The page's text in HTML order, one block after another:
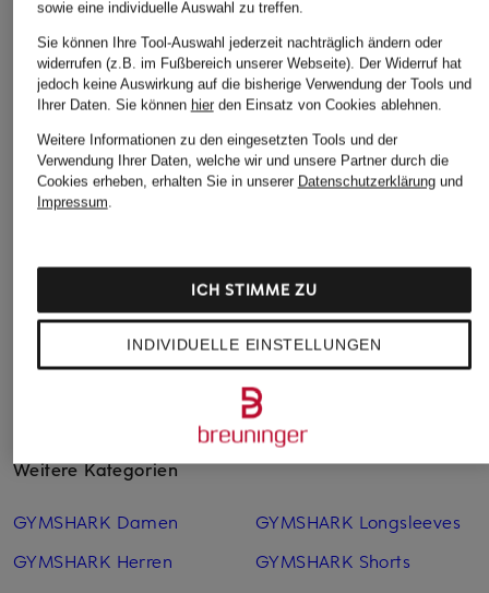
RLX RALPH LAUREN
Golfshorts
CHF 100
adidas
Trainingsshorts D4T
Ursprünglich:CHF 65
adidas
Trainingsshorts
Weitere Kategorien
GYMSHARK Damen
GYMSHARK Herren
GYMSHARK Longsleeves
GYMSHARK Shorts
sowie eine individuelle Auswahl zu treffen.
Sie können Ihre Tool-Auswahl jederzeit nachträglich ändern oder
widerrufen (z.B. im Fußbereich unserer Webseite). Der Widerruf hat
jedoch keine Auswirkung auf die bisherige Verwendung der Tools und
Ihrer Daten. Sie können hierden Einsatz von Cookies ablehnen.
Weitere Informationen zu den eingesetzten Tools und der
Verwendung Ihrer Daten, welche wir und unsere Partner durch die
Cookies erheben, erhalten Sie in unserer Datenschutzerklärungund
Impressum.
INDIVIDUELLE EINSTELLUNGEN
ICH STIMME ZU